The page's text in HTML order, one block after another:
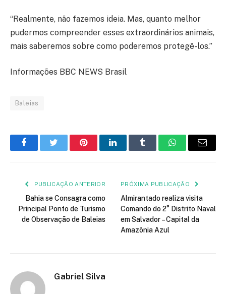
“Realmente, não fazemos ideia. Mas, quanto melhor
pudermos compreender esses extraordinários animais,
mais saberemos sobre como poderemos protegê-los.”
Informações BBC NEWS Brasil
Baleias
FacebookTwitter PinterestLinkedInTumblr WhatsApp
E-
PUBLICAÇÃO ANTERIOR
Bahia se Consagra como
Principal Ponto de Turismo
de Observação de Baleias
PRÓXIMA PUBLICAÇÃO
Almirantado realiza visita
Comando do 2° Distrito Naval
em Salvador – Capital da
Amazônia Azul
Gabriel Silva